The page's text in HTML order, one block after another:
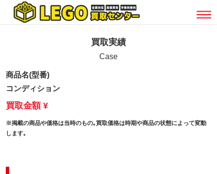
買取実績
Case
商品名(型番)
コンディション
買取金額 ¥
※掲載の商品や価格は当時のもの｡買取価格は時期や商品の状態によって変動
します｡